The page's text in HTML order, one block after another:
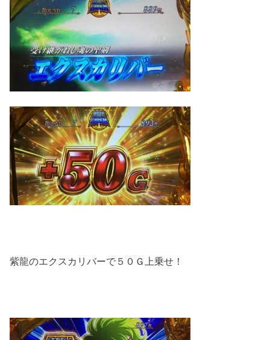
紫龍のエクスカリバーで５０Ｇ上乗せ！